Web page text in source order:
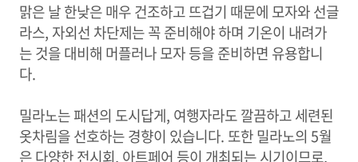
맑은 날 한낮은 매우 건조하고 뜨겁기 때문에 모자와 선글
라스, 자외선 차단제는 꼭 준비해야 하며 기온이 내려가
는 것을 대비해 머플러나 모자 등을 준비하면 유용합니
다.
밀라노는 패션의 도시답게, 여행자라도 깔끔하고 세련된
옷차림을 선호하는 경향이 있습니다. 또한 밀라노의 5월
은 다양한 전시회, 아트페어 등이 개최되는 시기이므로,